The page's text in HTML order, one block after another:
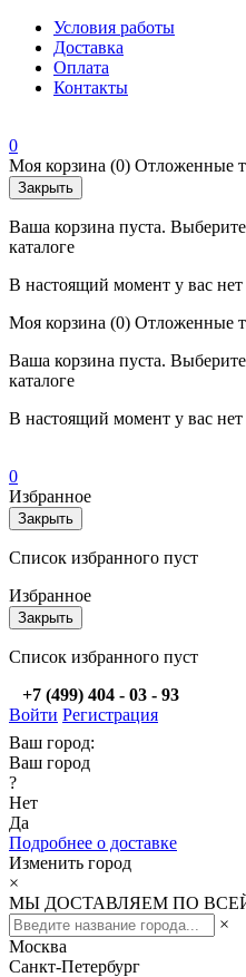
Условия работы
Доставка
Оплата
Контакты
0
Моя корзина (0) Отложенные
Закрыть
Ваша корзина пуста.
каталоге
В настоящий момент у вас
Моя корзина (0) Отложенные
Ваша корзина пуста.
каталоге
В настоящий момент у вас
0
Избранное
Закрыть
Список избранного пуст
Избранное
Закрыть
Список избранного пуст
+7 (499) 404 - 03 - 93
Войти Регистрация
Ваш город:
Ваш город
?
Нет
Да
Подробнее о доставке
Изменить город
×
МЫ ДОСТАВЛЯЕМ ПО
×
Москва
Санкт-Петербург